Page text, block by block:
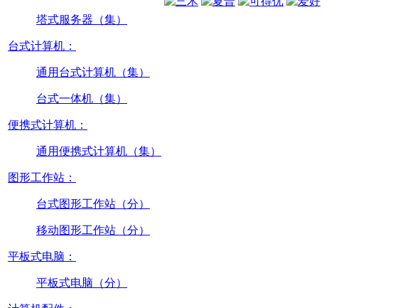
塔式服务器（集）
台式计算机：
通用台式计算机（集）
台式一体机（集）
便携式计算机：
通用便携式计算机（集）
图形工作站：
台式图形工作站（分）
移动图形工作站（分）
平板式电脑：
平板式电脑（分）